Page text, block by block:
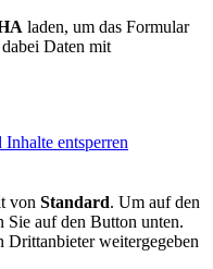
laden, um das Formular
Daten mit
entsperren
von Standard. Um auf den
auf den Button unten.
Drittanbieter weitergegeben